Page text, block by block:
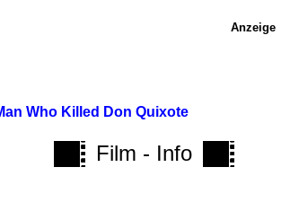
Who Killed Don Quixote
Film - Info
Anzeige